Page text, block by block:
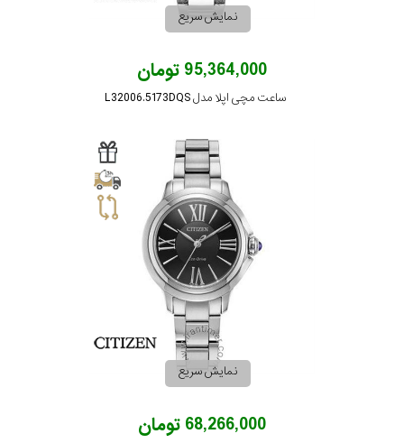
نمایش سریع
95,364,000 تومان
ساعت مچی اپلا مدل L32006.5173DQS
نمایش سریع
68,266,000 تومان